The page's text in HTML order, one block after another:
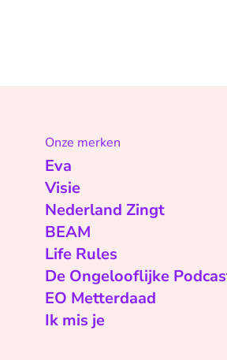
Onze merken
Eva
Visie
Nederland Zingt
BEAM
Life Rules
De Ongelooflijke
EO Metterdaad
Ik mis je